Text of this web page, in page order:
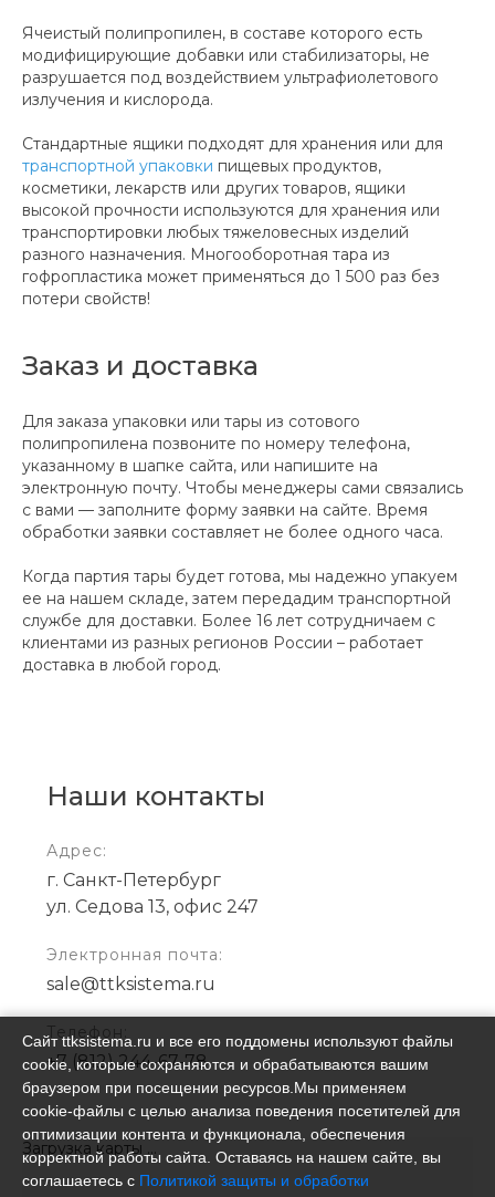
Ячеистый полипропилен, в составе которого есть
модифицирующие добавки или стабилизаторы, не
разрушается под воздействием ультрафиолетового
излучения и кислорода.
Стандартные ящики подходят для хранения или для
транспортной упаковки пищевых продуктов,
косметики, лекарств или других товаров, ящики
высокой прочности используются для хранения или
транспортировки любых тяжеловесных изделий
разного назначения. Многооборотная тара из
гофропластика может применяться до 1 500 раз без
потери свойств!
Заказ и доставка
Для заказа упаковки или тары из сотового
полипропилена позвоните по номеру телефона,
указанному в шапке сайта, или напишите на
электронную почту. Чтобы менеджеры сами связались
с вами — заполните форму заявки на сайте. Время
обработки заявки составляет не более одного часа.
Когда партия тары будет готова, мы надежно упакуем
ее на нашем складе, затем передадим транспортной
службе для доставки. Более 16 лет сотрудничаем с
клиентами из разных регионов России – работает
доставка в любой город.
Наши контакты
Адрес:
г. Санкт-Петербург
ул. Седова 13, офис 247
Электронная почта:
sale@ttksistema.ru
Телефон:
+7 (812) 244-67-78
Загрузка карты ...
Сайт ttksistema.ru и все его поддомены используют файлы
cookie, которые сохраняются и обрабатываются вашим
браузером при посещении ресурсов.Мы применяем
cookie‑файлы с целью анализа поведения посетителей для
оптимизации контента и функционала, обеспечения
корректной работы сайта. Оставаясь на нашем сайте, вы
соглашаетесь с Политикой защиты и обработки